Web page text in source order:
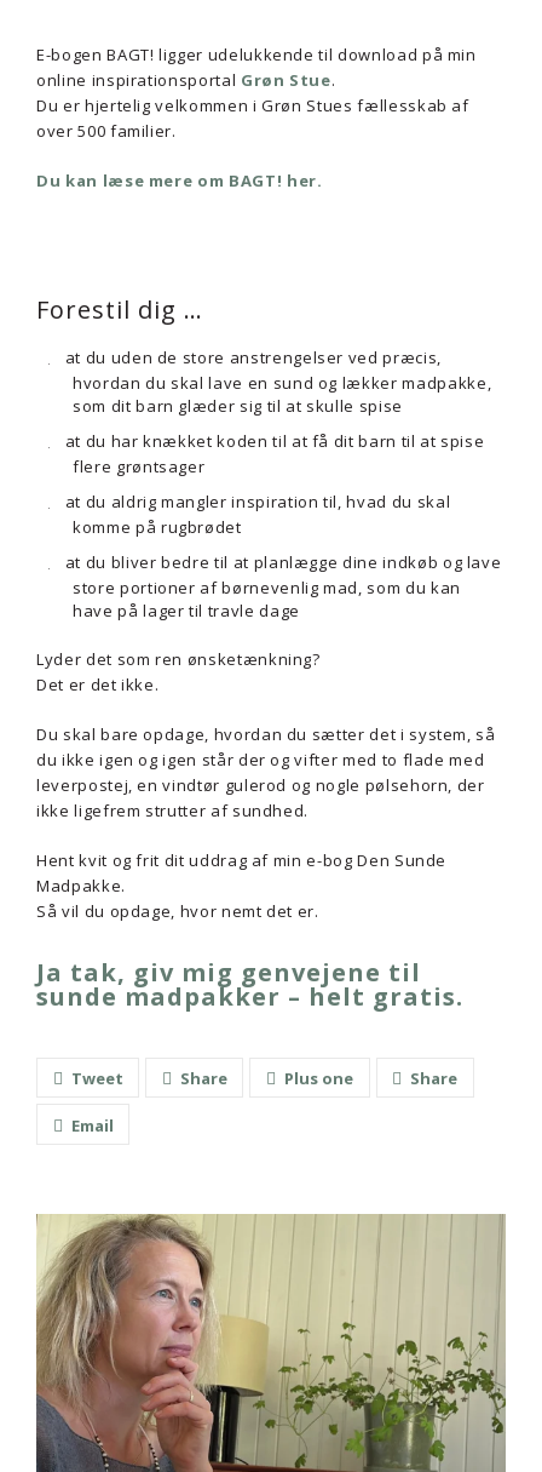
E-bogen BAGT! ligger udelukkende til download på min
online inspirationsportal Grøn Stue.
Du er hjertelig velkommen i Grøn Stues fællesskab af
over 500 familier.
Du kan læse mere om BAGT! her.
Forestil dig …
at du uden de store anstrengelser ved præcis,
hvordan du skal lave en sund og lækker madpakke,
som dit barn glæder sig til at skulle spise
at du har knækket koden til at få dit barn til at spise
flere grøntsager
at du aldrig mangler inspiration til, hvad du skal
komme på rugbrødet
at du bliver bedre til at planlægge dine indkøb og lave
store portioner af børnevenlig mad, som du kan
have på lager til travle dage
Lyder det som ren ønsketænkning?
Det er det ikke.
Du skal bare opdage, hvordan du sætter det i system, så
du ikke igen og igen står der og vifter med to flade med
leverpostej, en vindtør gulerod og nogle pølsehorn, der
ikke ligefrem strutter af sundhed.
Hent kvit og frit dit uddrag af min e-bog Den Sunde
Madpakke.
Så vil du opdage, hvor nemt det er.
Ja tak, giv mig genvejene til
sunde madpakker – helt gratis.
Tweet Share Plus one Share
Email